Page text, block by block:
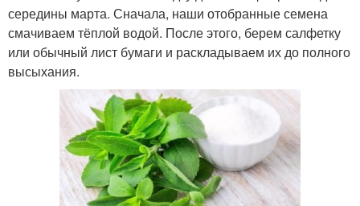
середины марта. Сначала, наши отобранные семена
смачиваем тёплой водой. После этого, берем салфетку
или обычный лист бумаги и раскладываем их до полного
высыхания.